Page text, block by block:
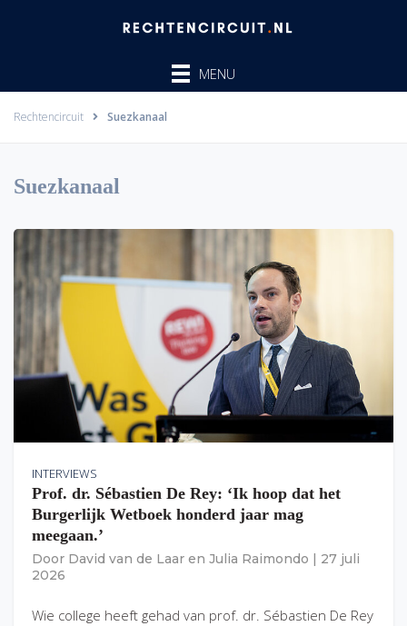
MENU
Rechtencircuit Suezkanaal
Suezkanaal
INTERVIEWS
Prof. dr. Sébastien De Rey: ‘Ik hoop dat het
Burgerlijk Wetboek honderd jaar mag
meegaan.’
Door David van de Laar en Julia Raimondo
27 juli
2026
Wie college heeft gehad van prof. dr. Sébastien De Rey